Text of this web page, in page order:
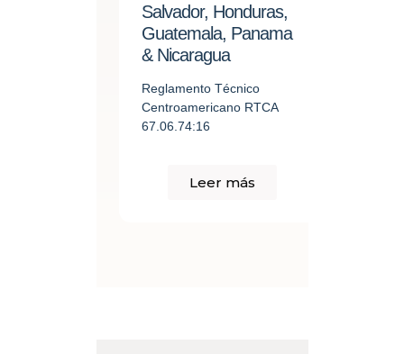
Salvador, Honduras,
Guatemala, Panama
& Nicaragua
Reglamento Técnico
Centroamericano RTCA
67.06.74:16
Leer más